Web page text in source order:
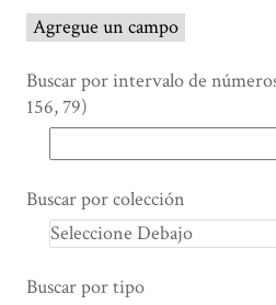
campo
específico":
1
Agregue un campo
Buscar por intervalo de
156, 79)
Buscar por colección
Buscar por tipo